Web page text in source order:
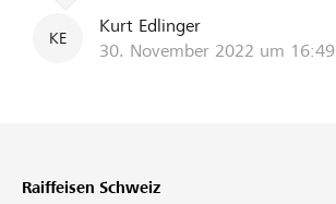
KE
Kurt Edlinger
30. November 2022 um 16:49
Raiffeisen Schweiz